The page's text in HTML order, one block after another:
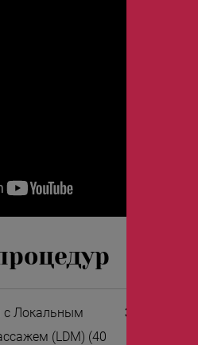
с Локальным
(LDM) (40
3 500.00